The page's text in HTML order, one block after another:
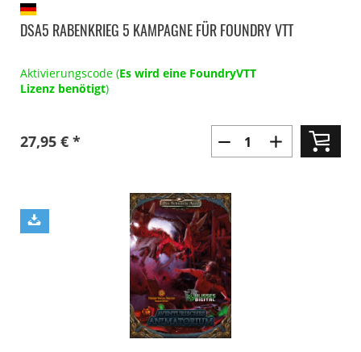
DSA5 RABENKRIEG 5 KAMPAGNE FÜR FOUNDRY VTT
Aktivierungscode (Es wird eine FoundryVTT
Lizenz benötigt)
27,95 € *